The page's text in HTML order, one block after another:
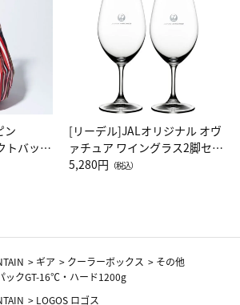
ン
トバッグ
LC）ス
[リーデル]JALオリジナル オヴ
ァチュア ワイングラス2脚セッ
ト（レッドワイン）
5,280円 （税込）
> ギア > クーラーボックス > その他
ックGT-16℃・ハード1200g
> LOGOS ロゴス